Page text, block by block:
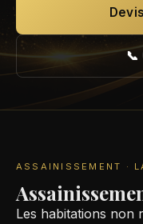
📞
ASSAINISSEMENT ·
Les habitations non